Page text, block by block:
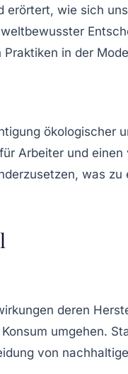
wie sich
Praktiken in der
ökologischer
Arbeiter und
was
deren
umgehen.
von